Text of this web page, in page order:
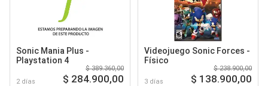
Sonic Mania Plus -
Playstation 4
2 días
$ 389.360,00
$ 284.900,00
Videojuego Sonic Forces -
Físico
3 días
$ 238.900,00
$ 138.900,00